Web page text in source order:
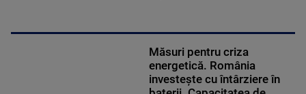
Măsuri pentru criza
energetică. România
investește cu întârziere în